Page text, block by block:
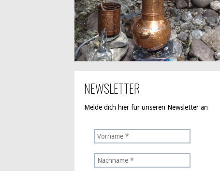
NEWSLETTER
Melde dich hier für unseren Newsletter an